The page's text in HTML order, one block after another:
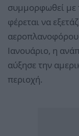
συμμορφωθεί με
φέρεται να
Ιανουάριο, η
αύξησε την
περιοχή.